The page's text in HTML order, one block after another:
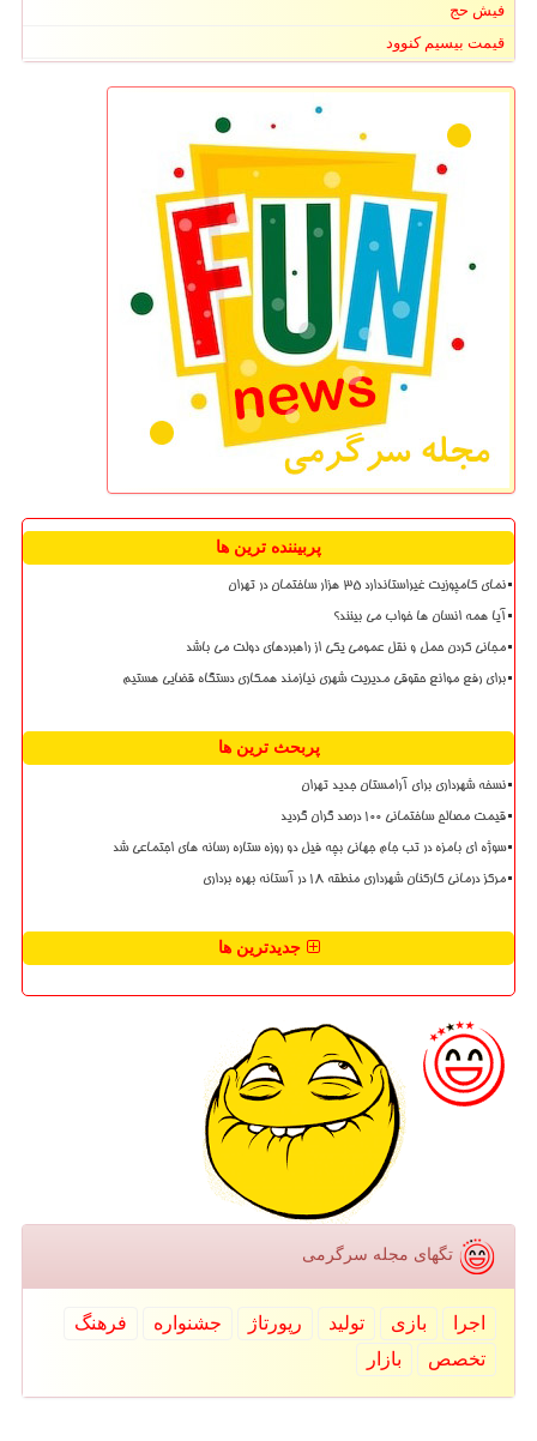
فیش حج
قیمت بیسیم کنوود
پربیننده ترین ها
نمای کامپوزیت غیراستاندارد ۳۵ هزار ساختمان در تهران
آیا همه انسان ها خواب می بینند؟
مجانی کردن حمل و نقل عمومی یکی از راهبردهای دولت می باشد
برای رفع موانع حقوقی مدیریت شهری نیازمند همکاری دستگاه قضایی هستیم
پربحث ترین ها
نسخه شهرداری برای آرامستان جدید تهران
قیمت مصالح ساختمانی ۱۰۰ درصد گران گردید
سوژه ای بامزه در تب جام جهانی بچه فیل دو روزه ستاره رسانه های اجتماعی شد
مرکز درمانی کارکنان شهرداری منطقه ۱۸ در آستانه بهره برداری
جدیدترین ها
تگهای مجله سرگرمی
اجرا بازی تولید رپورتاژ جشنواره
فرهنگ
تخصص
بازار